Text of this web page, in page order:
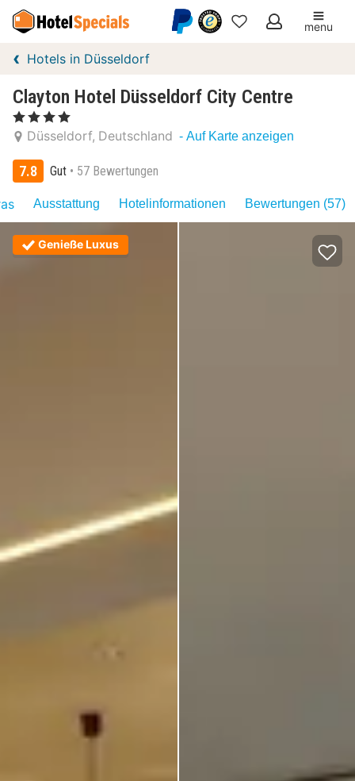
Meine
menu
Hotels in Düsseldorf
Clayton Hotel Düsseldorf City Centre
, 4 Sterne
Düsseldorf Deutschland - Auf Karte anzeigen
7.8 Gut 57 Bewertungen
Ausstattung Hotelinformationen Bewertungen (57)
Genieße Luxus